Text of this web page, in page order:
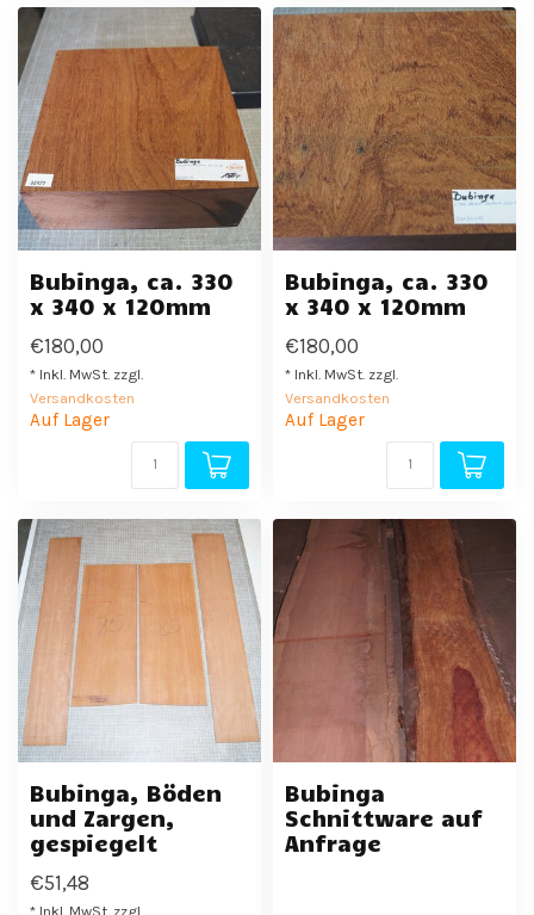
Bubinga, ca. 330
x 340 x 120mm
€180,00
* Inkl. MwSt. zzgl.
Versandkosten
Auf Lager
Bubinga, ca. 330
x 340 x 120mm
€180,00
* Inkl. MwSt. zzgl.
Versandkosten
Auf Lager
Bubinga, Böden
und Zargen,
gespiegelt
€51,48
* Inkl. MwSt. zzgl.
Bubinga
Schnittware auf
Anfrage